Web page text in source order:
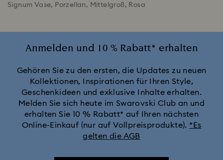
Signum Vase, Porzellan, Mittelgroß, Rosa
Anmelden und 10 % Rabatt* erhalten
Gehören Sie zu den ersten, die Updates zu neuen
Kollektionen, Inspirationen für Ihren Style,
Geschenkideen und exklusive Inhalte erhalten.
Melden Sie sich heute im Swarovski Club an und
erhalten Sie 10 % Rabatt* auf Ihren nächsten
Online-Einkauf (nur auf Vollpreisprodukte). *Es
gelten die AGB